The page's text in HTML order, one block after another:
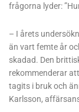
frågorna lyder:
– I årets
än vart femte år
skadad. Den
rekommenderar
tagits i bruk och
Karlsson,